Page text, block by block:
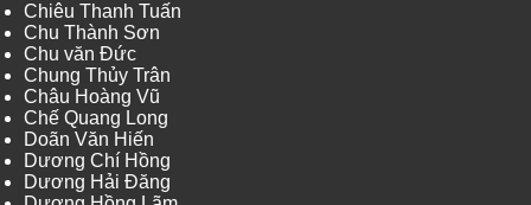
Chiêu Thanh Tuấn
Chu Thành Sơn
Chu văn Đức
Chung Thủy Trân
Châu Hoàng Vũ
Chế Quang Long
Doãn Văn Hiến
Dương Chí Hồng
Dương Hải Đăng